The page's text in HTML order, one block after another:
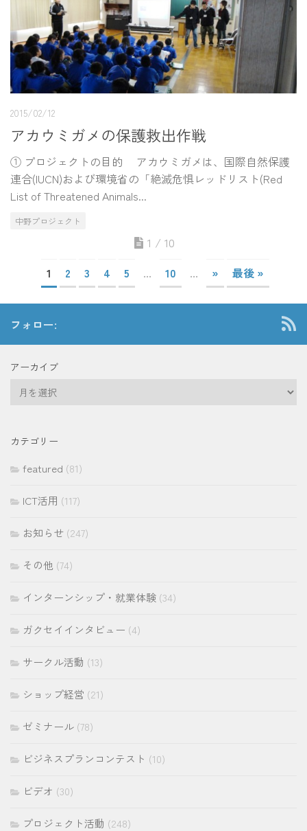
2015/02/12
アカウミガメの保護救出作戦
① プロジェクトの目的 アカウミガメは、国際自然保護
連合(IUCN)および環境省の「絶滅危惧レッドリスト(Red
List of Threatened Animals...
中野プロジェクト
1 / 10
1 2 3 4 5 ... 10 ... » 最後 »
フォロー:
アーカイブ
イ
カテゴリー
featured (81)
ICT活用 (117)
お知らせ (247)
その他 (74)
インターンシップ・就業体験 (34)
ガクセイインタビュー (4)
サークル活動 (13)
ショップ経営 (21)
ゼミナール (78)
ビジネスプランコンテスト (10)
ビデオ (30)
プロジェクト活動 (248)